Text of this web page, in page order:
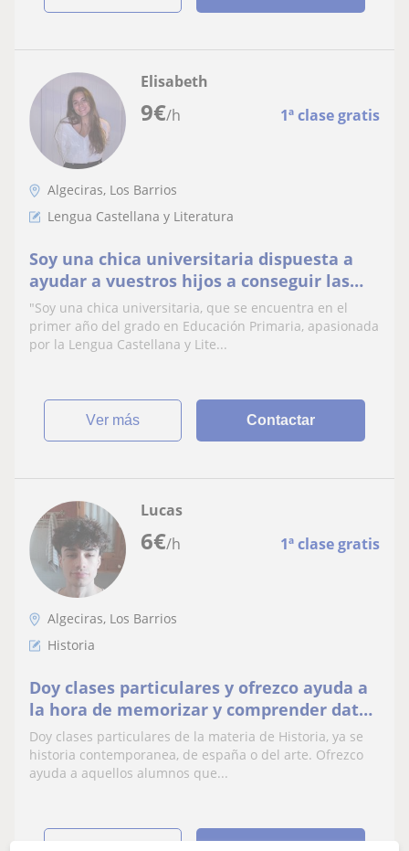
9€/h 1ª clase gratis
Elisabeth
Algeciras, Los Barrios
Lengua Castellana y Literatura
Soy una chica universitaria dispuesta a
ayudar a vuestros hijos a conseguir las
notas que tanto desean, con dedicación y
esfuerzo
"Soy una chica universitaria, que se encuentra en el
primer año del grado en Educación Primaria, apasionada
por la Lengua Castellana y Lite...
ver más Contactar
6€/h 1ª clase gratis
Lucas
Algeciras, Los Barrios
Historia
Doy clases particulares y ofrezco ayuda a
la hora de memorizar y comprender datos
sobre la materia que se me ofrece
Doy clases particulares de la materia de Historia, ya se
historia contemporanea, de españa o del arte. Ofrezco
ayuda a aquellos alumnos que...